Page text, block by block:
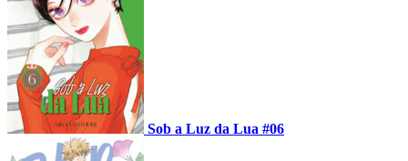
Sob a Luz da Lua #06